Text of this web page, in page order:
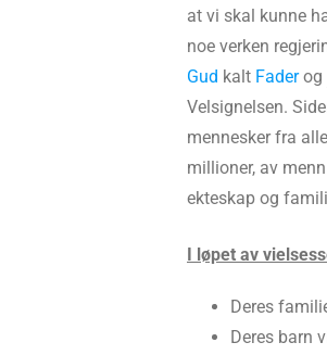
at vi skal kunne
noe verken
Gud kalt Faderog
Velsignelsen.
mennesker fra
millioner, av
ekteskap og
I løpet av
Deres
Deres barn